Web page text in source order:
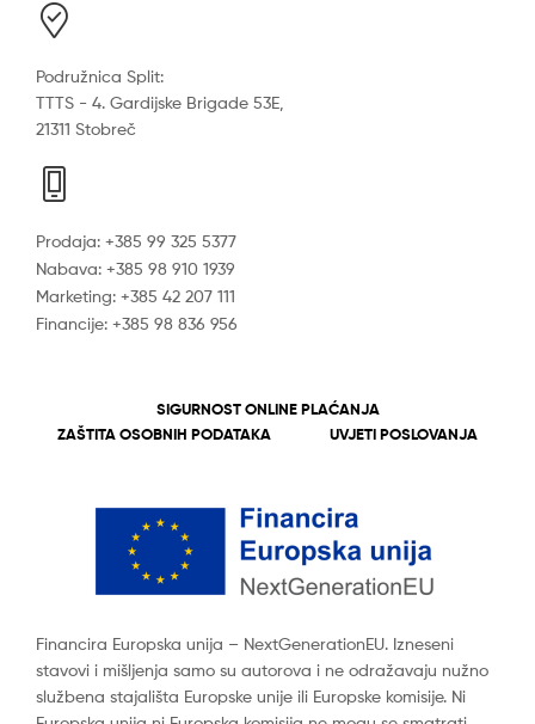
Podružnica Split:
TTTS - 4. Gardijske Brigade 53E,
21311 Stobreč
Prodaja: +385 99 325 5377
Nabava: +385 98 910 1939
Marketing: +385 42 207 111
Financije: +385 98 836 956
SIGURNOST ONLINE PLAĆANJA
ZAŠTITA OSOBNIH PODATAKA
UVJETI POSLOVANJA
Financira Europska unija – NextGenerationEU. Izneseni
stavovi i mišljenja samo su autorova i ne odražavaju nužno
službena stajališta Europske unije ili Europske komisije. Ni